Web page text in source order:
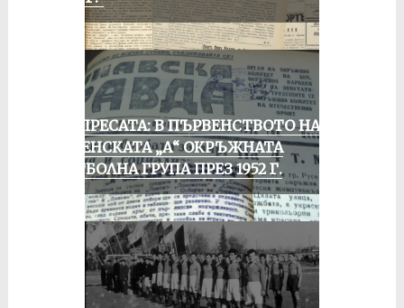
ОТ ПРЕСАТА: В ПЪРВЕНСТВОТО НА
РУСЕНСКАТА „А“ ОКРЪЖНАТА
ФУТБОЛНА ГРУПА ПРЕЗ 1952 Г.